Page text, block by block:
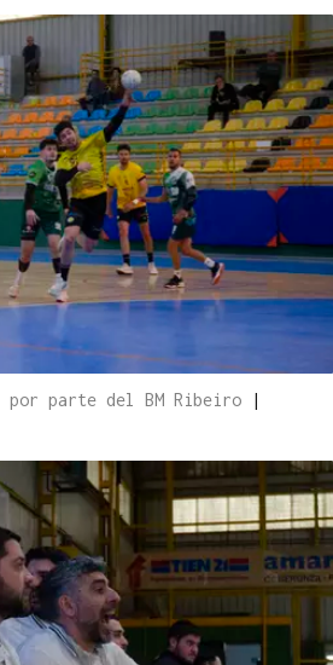
por parte del BM Ribeiro
|